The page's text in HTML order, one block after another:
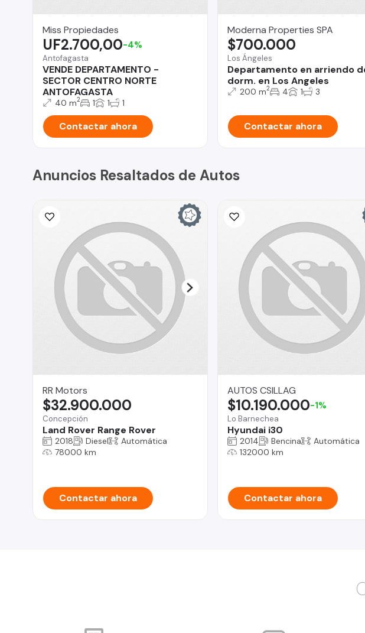
Miss Propiedades
Antofagasta
VENDE DEPARTAMENTO -
SECTOR CENTRO NORTE
ANTOFAGASTA
UF2.700,00-4%
40 m2 1 1 1
Contactar ahora
Moderna Properties SPA
Los Ángeles
Departamento en arriendo
dorm. en Los Angeles
$700.000
200 m2 4 1 3
Contactar ahora
Anuncios Resaltados de Autos
RR Motors
Concepción
Land Rover Range Rover
$32.900.000
2018 Diesel
Automática
78000 km
Contactar ahora
AUTOS CSILLAG
Lo Barnechea
Hyundai i30
$10.190.000-1%
2014 Bencina
Automática
132000 km
Contactar ahora